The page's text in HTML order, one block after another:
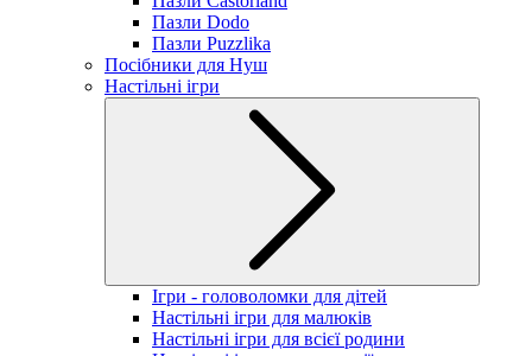
Пазли Dodo
Пазли Puzzlika
Посібники для Нуш
Настільні ігри
Ігри - головоломки для дітей
Настільні ігри для малюків
Настільні ігри для всієї родини